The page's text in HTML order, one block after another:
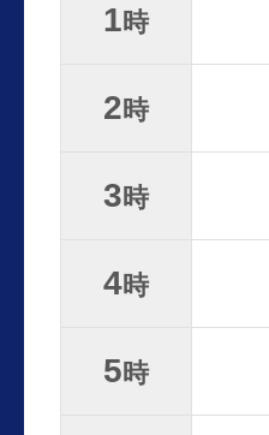
1時
2時
3時
4時
5時